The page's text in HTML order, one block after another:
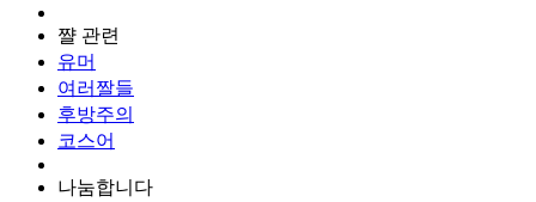
쨜 관련
유머
여러짤들
후방주의
코스어
나눔합니다